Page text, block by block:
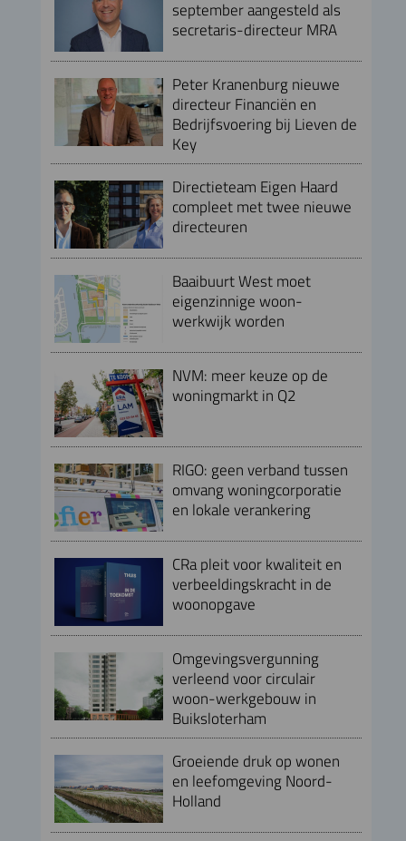
september aangesteld als
secretaris-directeur MRA
Peter Kranenburg nieuwe
directeur Financiën en
Bedrijfsvoering bij Lieven de
Key
Directieteam Eigen Haard
compleet met twee nieuwe
directeuren
Baaibuurt West moet
eigenzinnige woon-
werkwijk worden
NVM: meer keuze op de
woningmarkt in Q2
RIGO: geen verband tussen
omvang woningcorporatie
en lokale verankering
CRa pleit voor kwaliteit en
verbeeldingskracht in de
woonopgave
Omgevingsvergunning
verleend voor circulair
woon-werkgebouw in
Buiksloterham
Groeiende druk op wonen
en leefomgeving Noord-
Holland